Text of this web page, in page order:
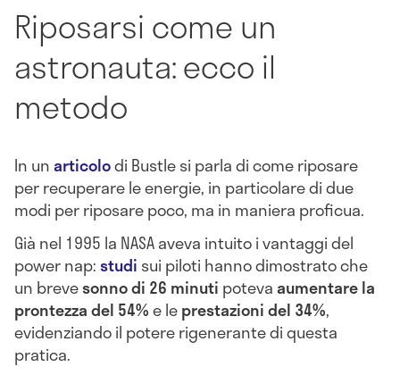
Riposarsi come un
astronauta: ecco il
metodo
In unarticolodi Bustle si parla di come riposare
per recuperare le energie, in particolare di due
modi per riposare poco, ma in maniera proficua.
Già nel 1995 la NASA aveva intuito i vantaggi del
power nap:studi sui piloti hanno dimostrato che
un brevesonno di 26 minuti potevaaumentare la
prontezza del 54%eleprestazioni del 34%,
evidenziando il potere rigenerante di questa
pratica.